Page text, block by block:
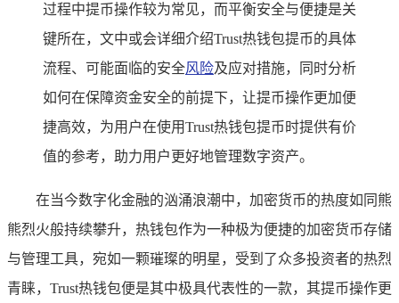
过程中提币操作较为常见，而平衡安全与便捷是关
键所在，文中或会详细介绍Trust热钱包提币的具体
流程、可能面临的安全风险及应对措施，同时分析
如何在保障资金安全的前提下，让提币操作更加便
捷高效，为用户在使用Trust热钱包提币时提供有价
值的参考，助力用户更好地管理数字资产。
在当今数字化金融的汹涌浪潮中，加密货币的热度如同熊
熊烈火般持续攀升，热钱包作为一种极为便捷的加密货币存储
与管理工具，宛如一颗璀璨的明星，受到了众多投资者的热烈
青睐，Trust热钱包便是其中极具代表性的一款，其提币操作更